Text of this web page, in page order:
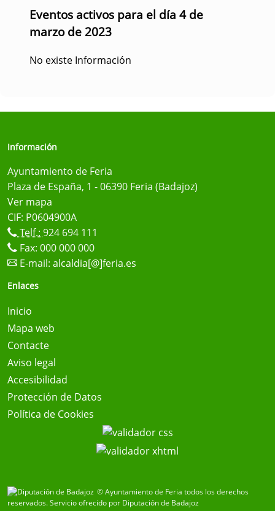
Eventos activos para el día 4 de
marzo de 2023
No existe Información
Información
Ayuntamiento de Feria
Plaza de España, 1 - 06390 Feria (Badajoz)
Ver mapa
CIF: P0604900A
Telf.: 924 694 111
Fax: 000 000 000
E-mail: alcaldia[@]feria.es
Enlaces
Inicio
Mapa web
Contacte
Aviso legal
Accesibilidad
Protección de Datos
Política de Cookies
© Ayuntamiento de Feria todos los derechos
reservados.Servicio ofrecido por Diputación de Badajoz